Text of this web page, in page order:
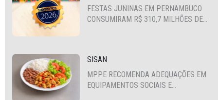
FESTAS JUNINAS EM PERNAMBUCO
CONSUMIRAM R$ 310,7 MILHÕES DE
SISAN
MPPE RECOMENDA ADEQUAÇÕES EM
EQUIPAMENTOS SOCIAIS E